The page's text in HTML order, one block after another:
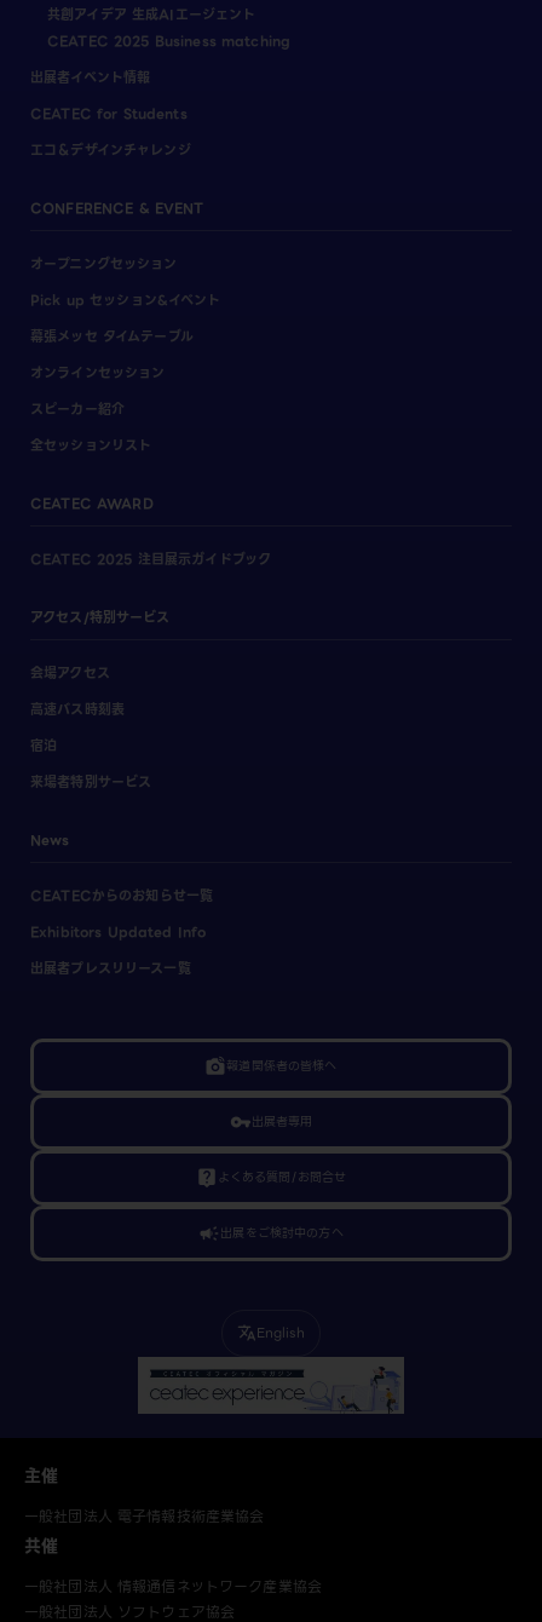
共創アイデア 生成AIエージェント
CEATEC 2025 Business matching
出展者イベント情報
CEATEC for Students
エコ＆デザインチャレンジ
CONFERENCE & EVENT
オープニングセッション
Pick up セッション&イベント
幕張メッセ タイムテーブル
オンラインセッション
スピーカー紹介
全セッションリスト
CEATEC AWARD
CEATEC 2025 注目展示ガイドブック
アクセス/特別サービス
会場アクセス
高速バス時刻表
宿泊
来場者特別サービス
News
CEATECからのお知らせ一覧
Exhibitors Updated Info
出展者プレスリリース一覧
linked_camera報道関係者の皆様へ
vpn_key出展者専用
live_help よくある質問/お問合せ
campaign出展をご検討中の方へ
translateEnglish
主催
一般社団法人 電子情報技術産業協会
共催
一般社団法人 情報通信ネットワーク産業協会
一般社団法人 ソフトウェア協会